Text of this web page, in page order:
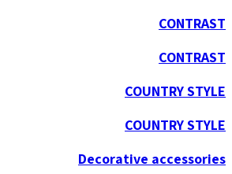
CONTRAST
CONTRAST
COUNTRY STYLE
COUNTRY STYLE
Decorative accessories